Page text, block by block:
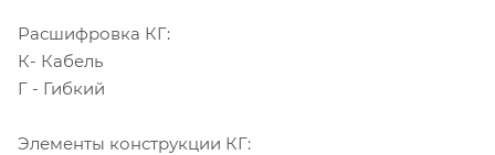
Расшифровка КГ:
К- Кабель
Г - Гибкий
Элементы конструкции КГ: